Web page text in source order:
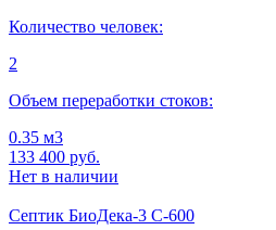
Количество человек:
2
Объем переработки стоков:
0.35 м3
133 400 руб.
Нет в наличии
Септик БиоДека-3 C-600